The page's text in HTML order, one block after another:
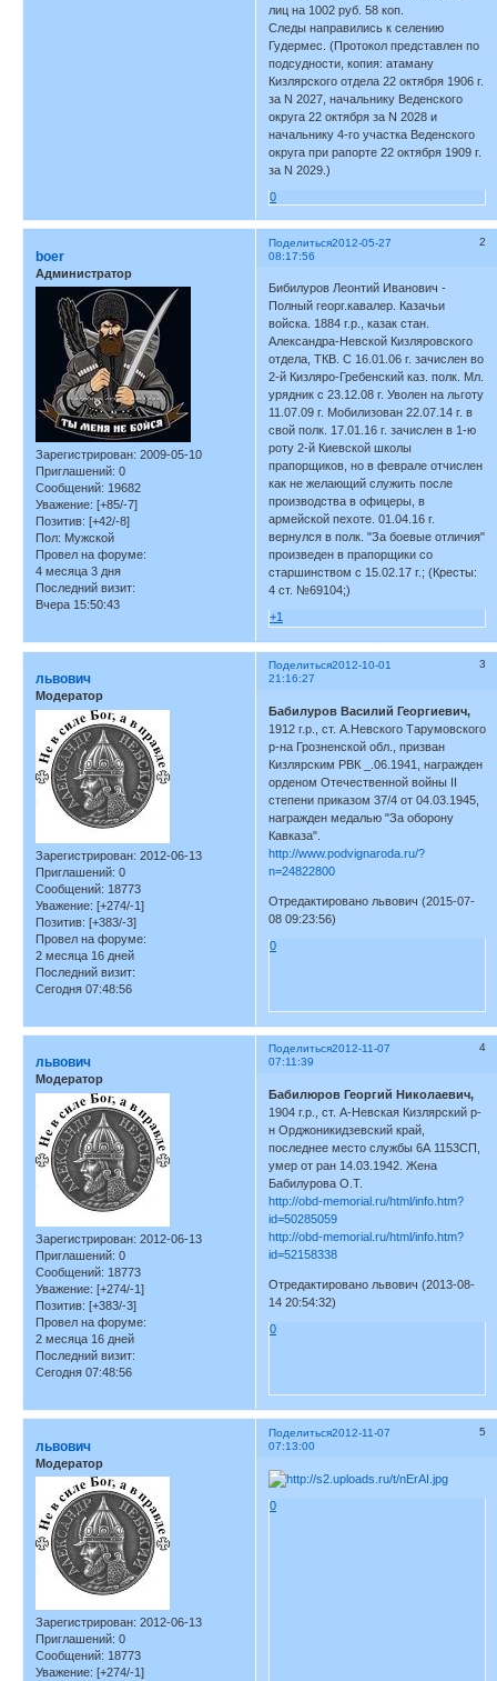
лиц на 1002 руб. 58 коп.
Следы направились к селению
Гудермес. (Протокол представлен по
подсудности, копия: атаману
Кизлярского отдела 22 октября 1906 г.
за N 2027, начальнику Веденского
округа 22 октября за N 2028 и
начальнику 4-го участка Веденского
округа при рапорте 22 октября 1909 г.
за N 2029.)
0
Поделиться 2
2012-05-27
08:17:56
boer
Администратор
Зарегистрирован: 2009-05-10
Приглашений: 0
Сообщений: 19682
Уважение: [+85/-7]
Позитив: [+42/-8]
Пол: Мужской
Провел на форуме:
4 месяца 3 дня
Последний визит:
Вчера 15:50:43
Бибилуров Леонтий Иванович -
Полный георг.кавалер. Казачьи
войска. 1884 г.р., казак стан.
Александра-Невской Кизляровского
отдела, ТКВ. С 16.01.06 г. зачислен во
2-й Кизляро-Гребенский каз. полк. Мл.
урядник с 23.12.08 г. Уволен на льготу
11.07.09 г. Мобилизован 22.07.14 г. в
свой полк. 17.01.16 г. зачислен в 1-ю
роту 2-й Киевской школы
прапорщиков, но в феврале отчислен
как не желающий служить после
производства в офицеры, в
армейской пехоте. 01.04.16 г.
вернулся в полк. "За боевые отличия"
произведен в прапорщики со
старшинством с 15.02.17 г.; (Кресты:
4 ст. №69104;)
+1
Поделиться 3
2012-10-01
21:16:27
львович
Модератор
Зарегистрирован: 2012-06-13
Приглашений: 0
Сообщений: 18773
Уважение: [+274/-1]
Позитив: [+383/-3]
Провел на форуме:
2 месяца 16 дней
Последний визит:
Сегодня 07:48:56
Бабилуров Василий Георгиевич,
1912 г.р., ст. А.Невского Тарумовского
р-на Грозненской обл., призван
Кизлярским РВК _.06.1941, награжден
орденом Отечественной войны II
степени приказом 37/4 от 04.03.1945,
награжден медалью "За оборону
Кавказа".
http://www.podvignaroda.ru/?
n=24822800
Отредактировано львович (2015-07-
08 09:23:56)
0
Поделиться 4
2012-11-07
07:11:39
львович
Модератор
Зарегистрирован: 2012-06-13
Приглашений: 0
Сообщений: 18773
Уважение: [+274/-1]
Позитив: [+383/-3]
Провел на форуме:
2 месяца 16 дней
Последний визит:
Сегодня 07:48:56
Бабилюров Георгий Николаевич,
1904 г.р., ст. А-Невская Кизлярский р-
н Орджоникидзевский край,
последнее место службы 6А 1153СП,
умер от ран 14.03.1942. Жена
Бабилурова О.Т.
http://obd-memorial.ru/html/info.htm?
id=50285059
http://obd-memorial.ru/html/info.htm?
id=52158338
Отредактировано львович (2013-08-
14 20:54:32)
0
Поделиться 5
2012-11-07
07:13:00
львович
Модератор
Зарегистрирован: 2012-06-13
Приглашений: 0
Сообщений: 18773
Уважение: [+274/-1]
0